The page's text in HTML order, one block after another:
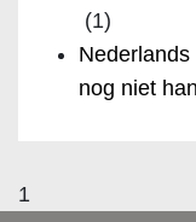
(1)
nog niet
1